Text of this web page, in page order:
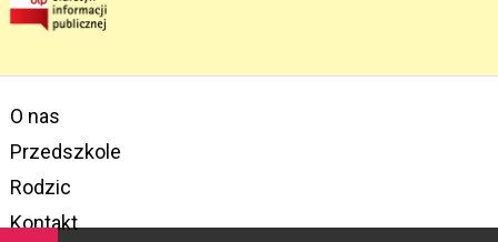
O nas
Przedszkole
Rodzic
Kontakt